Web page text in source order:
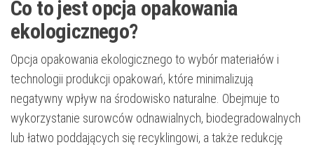
Co to jest opcja opakowania
ekologicznego?
Opcja opakowania ekologicznego to wybór materiałów i
technologii produkcji opakowań, które minimalizują
negatywny wpływ na środowisko naturalne. Obejmuje to
wykorzystanie surowców odnawialnych, biodegradowalnych
lub łatwo poddających się recyklingowi, a także redukcję